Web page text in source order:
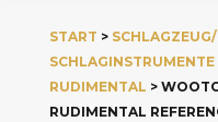
START >
SCHLAGINSTRUMENTE
RUDIMENTAL >
RUDIMENTAL